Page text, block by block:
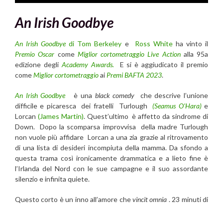
An Irish Goodbye
An Irish Goodbyedi Tom Berkeley e Ross Whiteha vinto il
Premio Oscar come Miglior cortometraggio Live Actionalla 95a
edizione degliAcademy Awards.
E si è aggiudicato il premio
comeMiglior cortometraggioaiPremi BAFTA 2023.
An Irish Goodbye è una black comedy che descrive l’unione
difficile e picaresca dei fratelli Turlough
(Seamus O’Hara)e
Lorcan (James Martin). Quest’ultimo è affetto da sindrome di
Down. Dopo la scomparsa improvvisa della madre Turlough
non vuole più affidare Lorcan a una zia grazie al ritrovamento
di una lista di desideri incompiuta della mamma. Da sfondo a
questa trama così ironicamente drammatica e a lieto fine è
l’Irlanda del Nord con le sue campagne e il suo assordante
silenzio e infinita quiete.
Questo corto è un inno all’amore chevincit omnia . 23 minuti di